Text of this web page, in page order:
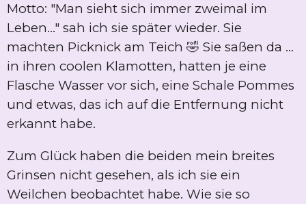
Motto: "Man sieht sich immer zweimal im
Leben..." sah ich sie später wieder. Sie
machten Picknick am Teich 🤣 Sie saßen da ...
in ihren coolen Klamotten, hatten je eine
Flasche Wasser vor sich, eine Schale Pommes
und etwas, das ich auf die Entfernung nicht
erkannt habe.
Zum Glück haben die beiden mein breites
Grinsen nicht gesehen, als ich sie ein
Weilchen beobachtet habe. Wie sie so